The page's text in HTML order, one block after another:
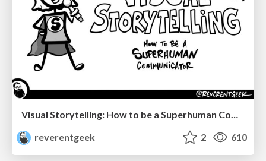
Visual Storytelling: How to be a Superhuman Communicator
reverentgeek
2 610